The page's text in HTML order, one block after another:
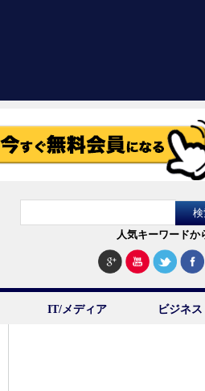
人気キーワードか
IT/メディア ビジネス